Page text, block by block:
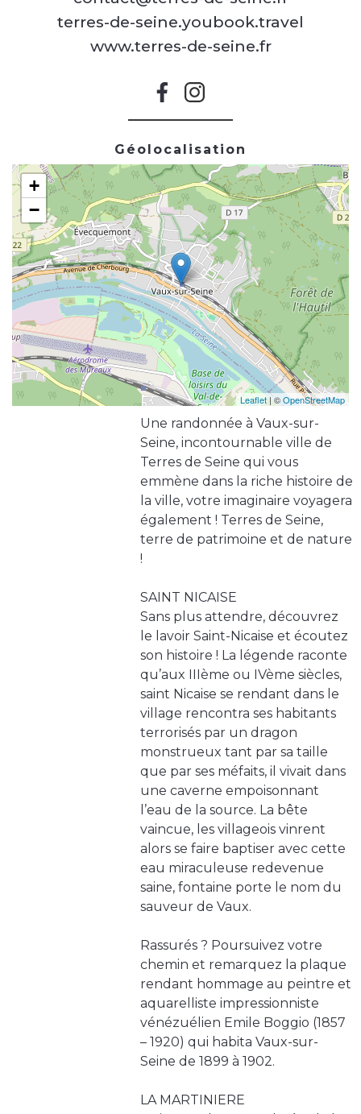
terres-de-seine.youbook.travel
www.terres-de-seine.fr
Géolocalisation
+
−
Leaflet | ©OpenStreetMap
Une randonnée à Vaux-sur-
Seine, incontournable ville de
Terres de Seine qui vous
emmène dans la riche histoire de
la ville, votre imaginaire voyagera
également ! Terres de Seine,
terre de patrimoine et de nature
!
SAINT NICAISE
Sans plus attendre, découvrez
le lavoir Saint-Nicaise et écoutez
son histoire ! La légende raconte
qu’aux IIIème ou IVème siècles,
saint Nicaise se rendant dans le
village rencontra ses habitants
terrorisés par un dragon
monstrueux tant par sa taille
que par ses méfaits, il vivait dans
une caverne empoisonnant
l’eau de la source. La bête
vaincue, les villageois vinrent
alors se faire baptiser avec cette
eau miraculeuse redevenue
saine, fontaine porte le nom du
sauveur de Vaux.
Rassurés ? Poursuivez votre
chemin et remarquez la plaque
rendant hommage au peintre et
aquarelliste impressionniste
vénézuélien Emile Boggio (1857
– 1920) qui habita Vaux-sur-
Seine de 1899 à 1902.
LA MARTINIERE